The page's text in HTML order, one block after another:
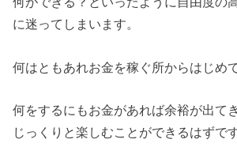
に迷ってしまいます。
何はともあれお金を稼ぐ所からはじめ
何をするにもお金があれば余裕が出て
じっくりと楽しむことができるはずです